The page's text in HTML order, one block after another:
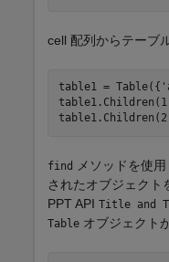
cell 配列からテーブ
table1 = Table({
find メソッドを使用
されたオブジェクト
PPT API Title and
Table オブジェクト